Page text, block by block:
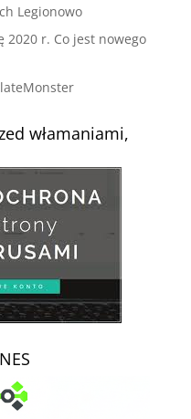
Legionowo
2020 r. Co jest nowego
włamaniami,